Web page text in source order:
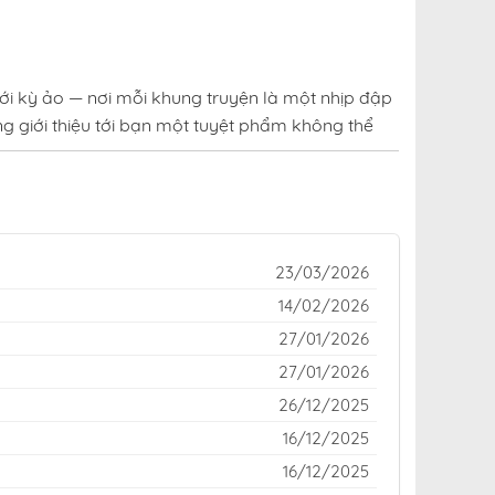
kỳ ảo — nơi mỗi khung truyện là một nhịp đập
giới thiệu tới bạn một tuyệt phẩm không thể
hay kinh dị rợn tóc gáy — đều được cập nhật
truyện Tôi Không Phải Là Cinderella tại fastscans
23/03/2026
14/02/2026
27/01/2026
27/01/2026
26/12/2025
16/12/2025
16/12/2025